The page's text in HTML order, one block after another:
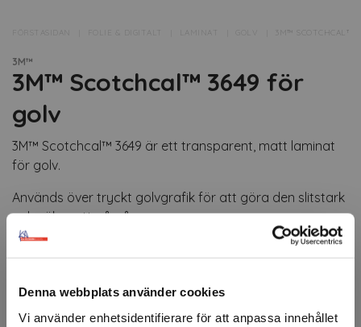
Denna webbplats använder cookies
Vi använder enhetsidentifierare för att anpassa innehållet
FÖRSTASIDAN FOLIE & DIGITALT LAMINAT 3M™ SCOTCHCAL™
3M™
3M™ Scotchcal™ 3649 för
golv
3M™ Scotchcal™ 3649 är ett transparent, matt laminat
för golv.
Används över tryckt golvgrafik för att göra den slitstark
och säker att gå på.
Artikelnr: 84064A
Minsta beställning: 1 m